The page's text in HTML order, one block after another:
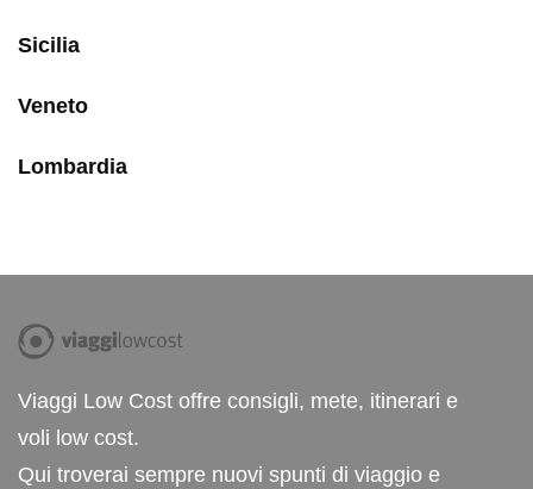
Sicilia
Veneto
Lombardia
Viaggi Low Cost offre consigli, mete, itinerari e
voli low cost.
Qui troverai sempre nuovi spunti di viaggio e